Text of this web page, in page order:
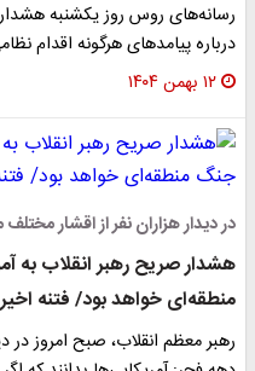
رسانه‌های روس‌ روز یکشنبه
درباره پیامدهای هرگونه اقدام
۱۲ بهمن ۱۴۰۴
در دیدار هزاران نفر از اقشار مختلف
هشدار صریح رهبر انقلاب به
منطقه‌ای خواهد بود/ فتنه
رهبر معظم انقلاب، صبح امروز